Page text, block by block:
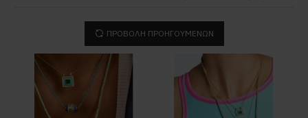
ΠΡΟΒΟΛΉ ΠΡΟΗΓΟΎΜΕΝΩΝ